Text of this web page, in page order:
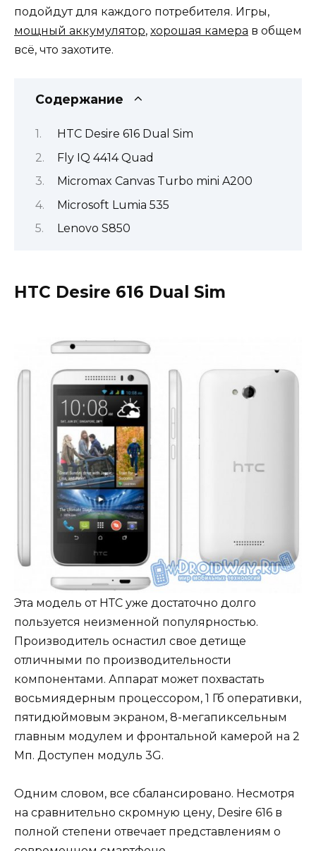
подойдут для каждого потребителя. Игры,
мощный аккумулятор, хорошая камера в общем
всё, что захотите.
Содержание
HTC Desire 616 Dual Sim
Fly IQ 4414 Quad
Micromax Canvas Turbo mini A200
Microsoft Lumia 535
Lenovo S850
HTC Desire 616 Dual Sim
Эта модель от НТС уже достаточно долго
пользуется неизменной популярностью.
Производитель оснастил свое детище
отличными по производительности
компонентами. Аппарат может похвастать
восьмиядерным процессором, 1 Гб оперативки,
пятидюймовым экраном, 8-мегапиксельным
главным модулем и фронтальной камерой на 2
Мп. Доступен модуль 3G.
Одним словом, все сбалансировано. Несмотря
на сравнительно скромную цену, Desire 616 в
полной степени отвечает представлениям о